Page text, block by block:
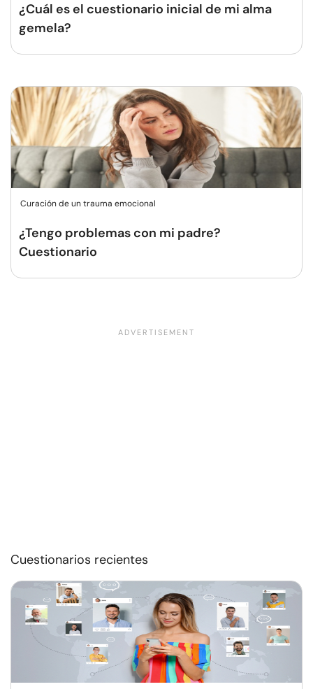
¿Cuál es el cuestionario inicial de mi alma
gemela?
Curación de un trauma emocional
¿Tengo problemas con mi padre?
Cuestionario
Cuestionarios recientes